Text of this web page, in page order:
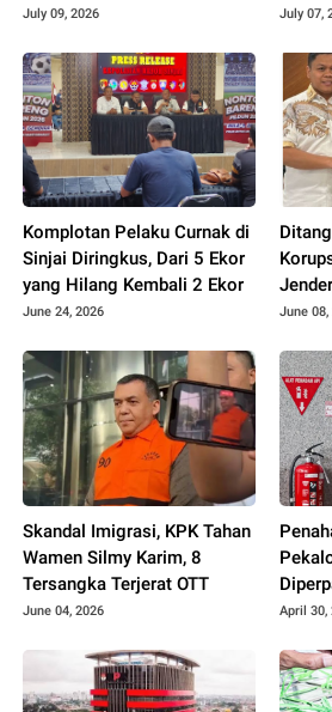
Profesional, Berikut
July 09, 2026 July 07,
Komplotan Pelaku Curnak di
Sinjai Diringkus, Dari 5 Ekor
yang Hilang Kembali 2 Ekor
June 24, 2026 June 08,
Skandal Imigrasi, KPK Tahan
Wamen Silmy Karim, 8
Tersangka Terjerat OTT
June 04, 2026 April 30,